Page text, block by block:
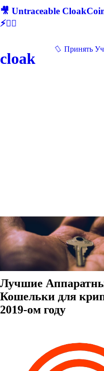
🎥 Untraceable
⚡🕵‍♂
cloak
Принять
Лучшие
Кошельки для
2019-ом году